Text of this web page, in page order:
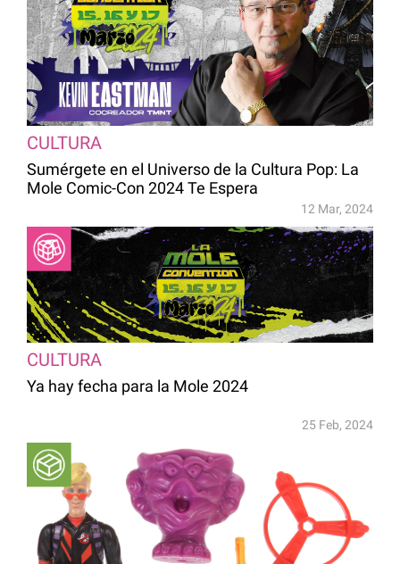
CULTURA
Sumérgete en el Universo de la Cultura Pop: La
Mole Comic-Con 2024 Te Espera
12 Mar, 2024
CULTURA
Ya hay fecha para la Mole 2024
25 Feb, 2024